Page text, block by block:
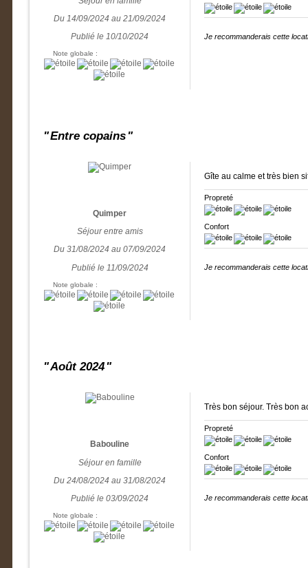
Du 14/09/2024 au 21/09/2024
Publié le 10/10/2024
Note globale :
Je recommanderais cette
Entre copains
Quimper
Séjour entre amis
Du 31/08/2024 au 07/09/2024
Publié le 11/09/2024
Note globale :
Gîte au calme et très bien
Propreté
Confort
Je recommanderais cette
Août 2024
Babouline
Séjour en famille
Du 24/08/2024 au 31/08/2024
Publié le 03/09/2024
Note globale :
Très bon séjour. Très bon
Propreté
Confort
Je recommanderais cette